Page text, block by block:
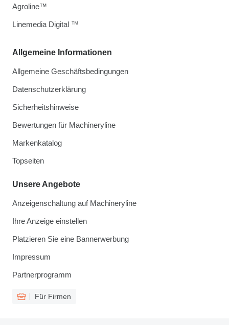
Allgemeine Informationen
Allgemeine Geschäftsbedingungen
Datenschutzerklärung
Sicherheitshinweise
Bewertungen für Machineryline
Markenkatalog
Topseiten
Unsere Angebote
Anzeigenschaltung auf Machineryline
Ihre Anzeige einstellen
Platzieren Sie eine Bannerwerbung
Impressum
Partnerprogramm
Für Firmen
Agroline™
Linemedia Digital ™